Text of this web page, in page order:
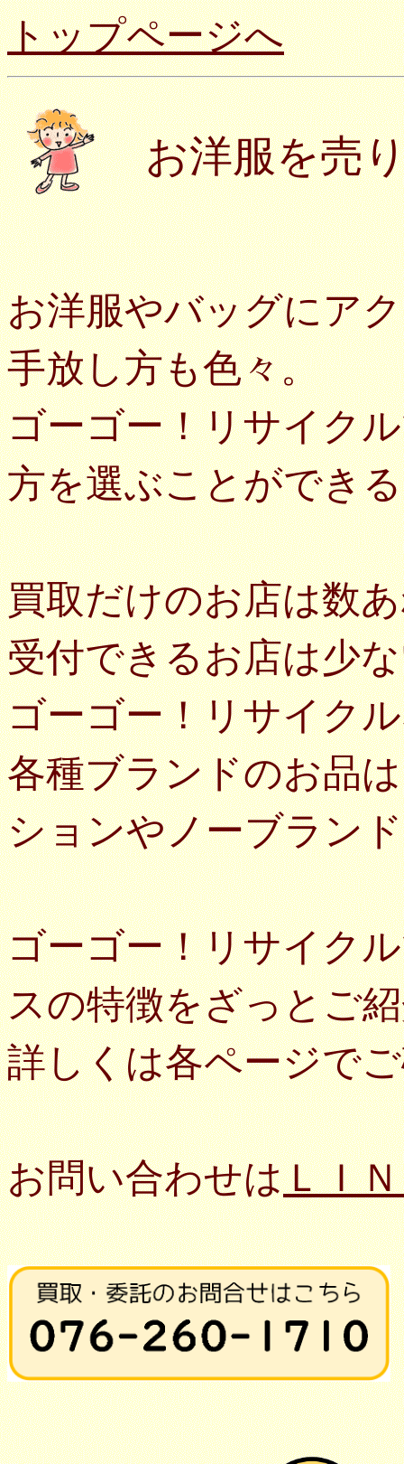
トップページへ
お洋服を売
お洋服やバッグにア
手放し方も色々。
ゴーゴー！リサイク
方を選ぶことができ
買取だけのお店は数
受付できるお店は少
ゴーゴー！リサイク
各種ブランドのお品
ションやノーブラン
ゴーゴー！リサイク
スの特徴をざっとご
詳しくは各ページで
お問い合わせはＬＩ